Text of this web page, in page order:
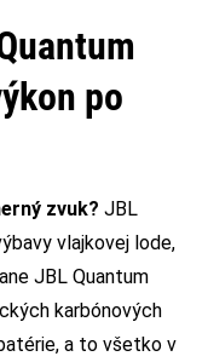
po
zvuk? JBL
vlajkovej lode,
JBL Quantum
karbónových
a to všetko v